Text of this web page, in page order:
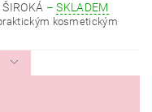
–SKLADEM
kosmetickým